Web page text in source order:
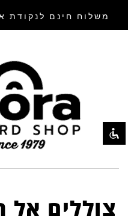
השבת את ההבזקים
סמן כותרות
צבע רקע
זום (הקטנה)
משלוח חינם לנקודת
צוללים אל